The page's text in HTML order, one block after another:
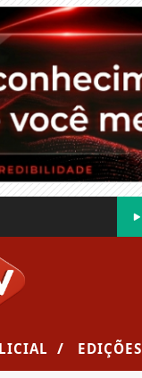
/ EDIÇÕES